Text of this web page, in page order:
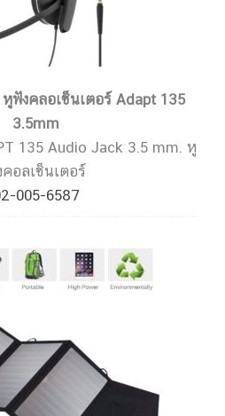
ฟังคลอเซ็นเตอร์ Adapt 135
3.5mm
135 Audio Jack 3.5 mm. หู
คอลเซ็นเตอร์
005-6587